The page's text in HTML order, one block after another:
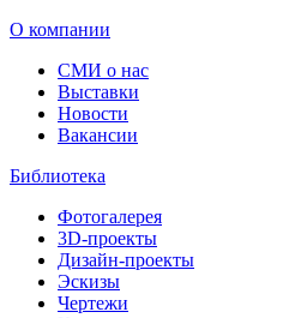
О компании
СМИ о нас
Выставки
Новости
Вакансии
Библиотека
Фотогалерея
3D-проекты
Дизайн-проекты
Эскизы
Чертежи